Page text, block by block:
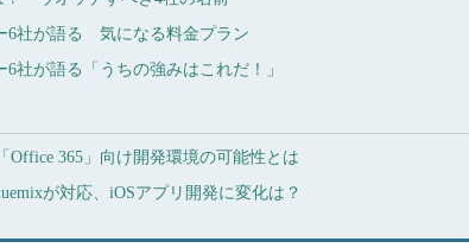
6社が語る 気になる料金プラン
6社が語る「うちの強みはこれだ！」
365」向け開発環境の可能性とは
が対応、iOSアプリ開発に変化は？